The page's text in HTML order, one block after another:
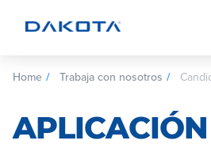
Home Trabaja con nosotros
APLICACIÓN